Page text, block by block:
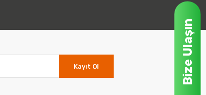
Kayıt Ol Bize Ulaşın